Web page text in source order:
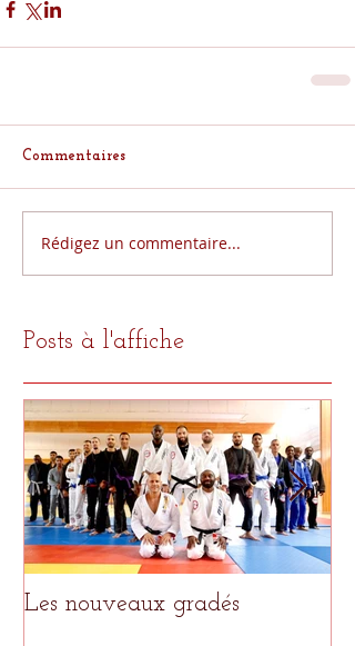
Commentaires
Rédigez un commentaire...
Posts à l'affiche
Les nouveaux gradés